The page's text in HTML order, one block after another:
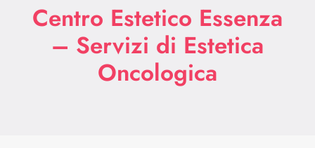
Centro Estetico Essenza
– Servizi di Estetica
Oncologica